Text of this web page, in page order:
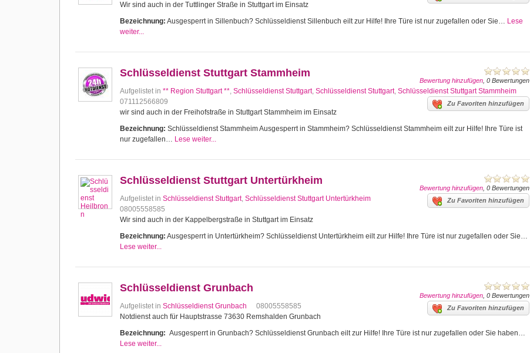
Wir sind auch in der Tuttlinger Straße in Stuttgart im Einsatz
Bezeichnung: Ausgesperrt in Sillenbuch? Schlüsseldienst Sillenbuch eilt zur Hilfe! Ihre Türe ist nur zugefallen oder Sie… Lese
weiter...
Bewertung hinzufügen , 0 Bewertungen
Schlüsseldienst Stuttgart Stammheim
Aufgelistet in ** Region Stuttgart **, Schlüsseldienst Stuttgart, Schlüsseldienst Stuttgart, Schlüsseldienst Stuttgart Stammheim
Zu Favoriten hinzufügen
071112566809
wir sind auch in der Freihofstraße in Stuttgart Stammheim im Einsatz
Bezeichnung: Schlüsseldienst Stammheim Ausgesperrt in Stammheim? Schlüsseldienst Stammheim eilt zur Hilfe! Ihre Türe ist
nur zugefallen… Lese weiter...
Bewertung hinzufügen , 0 Bewertungen
Schlüsseldienst Stuttgart Untertürkheim
Aufgelistet in Schlüsseldienst Stuttgart, Schlüsseldienst Stuttgart Untertürkheim Zu Favoriten hinzufügen
08005558585
Wir sind auch in der Kappelbergstraße in Stuttgart im Einsatz
Bezeichnung: Ausgesperrt in Untertürkheim? Schlüsseldienst Untertürkheim eilt zur Hilfe! Ihre Türe ist nur zugefallen oder Sie…
Lese weiter...
Bewertung hinzufügen , 0 Bewertungen
Schlüsseldienst Grunbach
Aufgelistet in Schlüsseldienst Grunbach Zu Favoriten hinzufügen
08005558585
Notdienst auch für Hauptstrasse 73630 Remshalden Grunbach
Bezeichnung: Ausgesperrt in Grunbach? Schlüsseldienst Grunbach eilt zur Hilfe! Ihre Türe ist nur zugefallen oder Sie haben…
Lese weiter...